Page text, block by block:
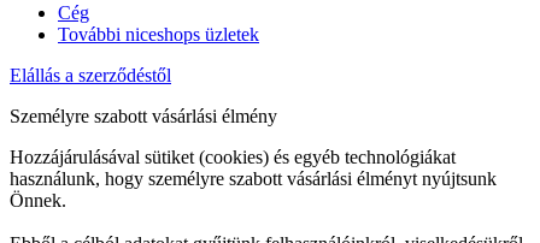
Cég
További niceshops üzletek
Elállás a szerződéstől
Személyre szabott vásárlási élmény
Hozzájárulásával sütiket (cookies) és egyéb technológiákat
használunk, hogy személyre szabott vásárlási élményt nyújtsunk
Önnek.